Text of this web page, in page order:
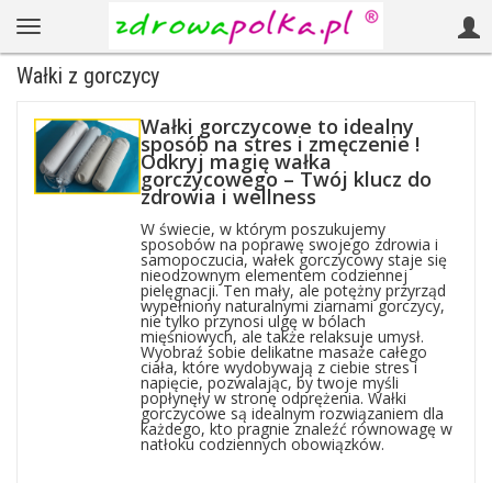
Wałki z gorczycy
Wałki gorczycowe to idealny
sposób na stres i zmęczenie !
Odkryj magię wałka
gorczycowego – Twój klucz do
zdrowia i wellness
W świecie, w którym poszukujemy
sposobów na poprawę swojego zdrowia i
samopoczucia, wałek gorczycowy staje się
nieodzownym elementem codziennej
pielęgnacji. Ten mały, ale potężny przyrząd
wypełniony naturalnymi ziarnami gorczycy,
nie tylko przynosi ulgę w bólach
mięśniowych, ale także relaksuje umysł.
Wyobraź sobie delikatne masaże całego
ciała, które wydobywają z ciebie stres i
napięcie, pozwalając, by twoje myśli
popłynęły w stronę odprężenia. Wałki
gorczycowe są idealnym rozwiązaniem dla
każdego, kto pragnie znaleźć równowagę w
natłoku codziennych obowiązków.